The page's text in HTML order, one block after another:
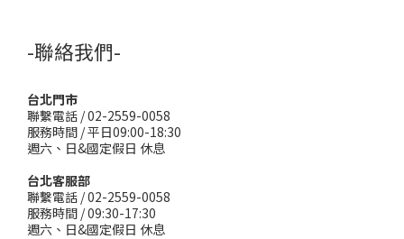
-聯絡我們-
台北門市
聯繫電話 / 02-2559-0058
服務時間 / 平日09:00-18:30
週六、日&國定假日 休息
台北客服部
聯繫電話 / 02-2559-0058
服務時間 / 09:30-17:30
週六、日&國定假日 休息